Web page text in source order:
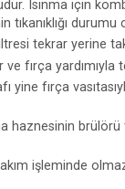
Isınma için
tekrar yerine
fırça yardımıyla
yine fırça
haznesinin
işleminde